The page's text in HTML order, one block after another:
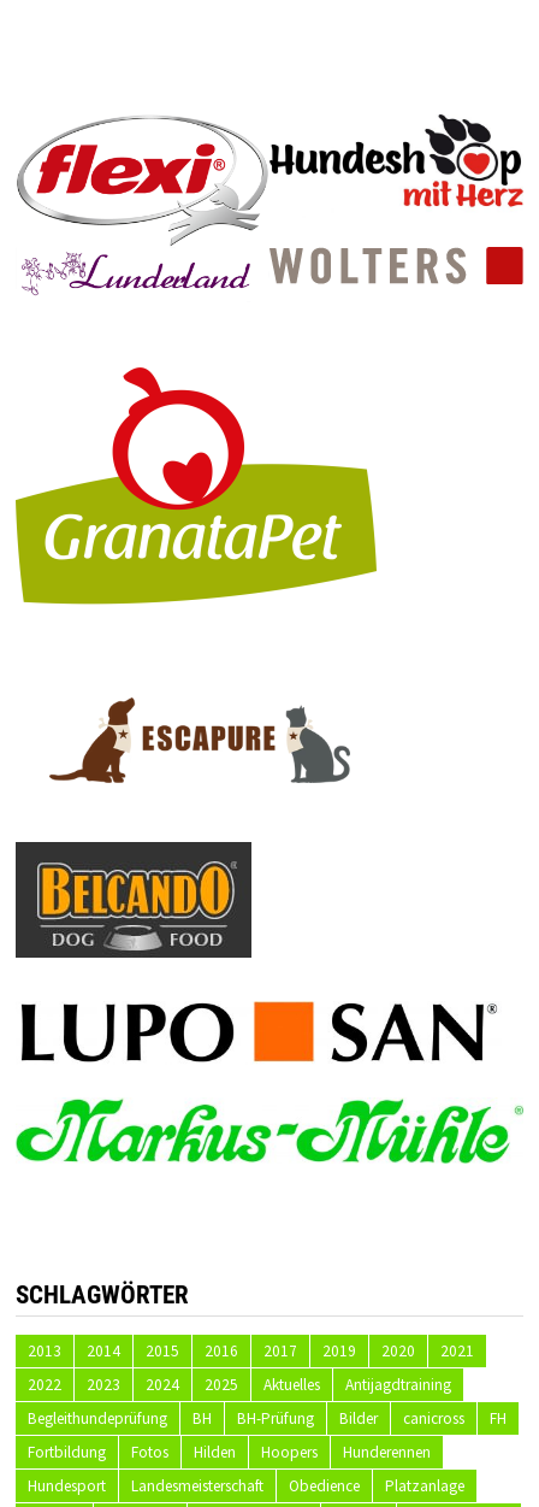
SCHLAGWÖRTER
2013 2014 2015 2016 2017 2019 2020
2021
2022
2023 2024 2025 Aktuelles
Antijagdtraining
Begleithundeprüfung
BH BH-Prüfung Bilder canicross
FH
Fortbildung
Fotos Hilden Hoopers
Hunderennen
Hundesport
Landesmeisterschaft Obedience
Platzanlage